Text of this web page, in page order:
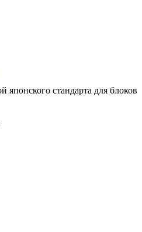
японского стандарта для блоков